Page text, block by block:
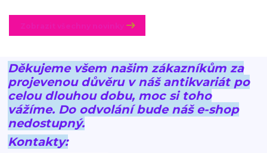
Děkujeme všem našim zákazníkům za
projevenou důvěru v náš antikvariát po
celou dlouhou dobu, moc si toho
vážíme. Do odvolání bude náš e-shop
nedostupný.
Kontakty: